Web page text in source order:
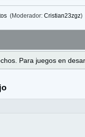
(Moderador:Cristian23zgz)
Para juegos en